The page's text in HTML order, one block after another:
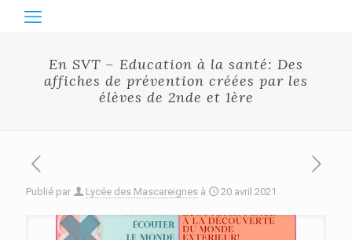
En SVT – Education à la santé: Des
affiches de prévention créées par les
élèves de 2nde et 1ère
Publié par Lycée des Mascareignes à 20 avril 2021